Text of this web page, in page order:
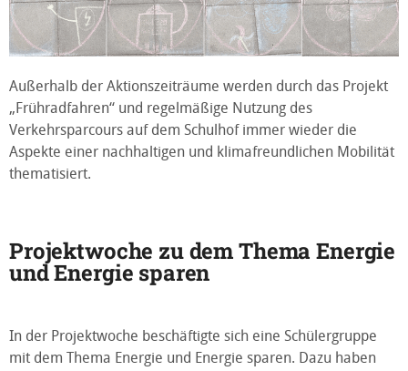
Außerhalb der Aktionszeiträume werden durch das Projekt
„Frühradfahren“ und regelmäßige Nutzung des
Verkehrsparcours auf dem Schulhof immer wieder die
Aspekte einer nachhaltigen und klimafreundlichen Mobilität
thematisiert.
Projektwoche zu dem Thema Energie
und Energie sparen
In der Projektwoche beschäftigte sich eine Schülergruppe
mit dem Thema Energie und Energie sparen. Dazu haben